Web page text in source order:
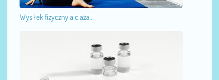
Wysiłek fizyczny a ciąża...